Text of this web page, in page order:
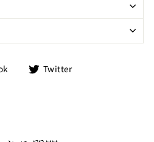
FacebookTwitter